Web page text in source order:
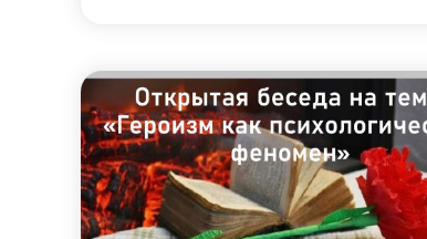
«Фундаментальные основы
баллистического проектирования –
2026», которая продолжает ряд
конференций баллистической
направленности, проводящихся […]